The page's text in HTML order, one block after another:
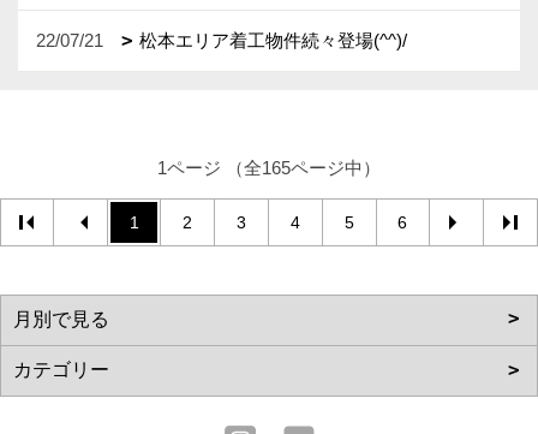
22/07/21 松本エリア着工物件続々登場(^^)/
1ページ （全165ページ中）
1 2 3 4 5 6